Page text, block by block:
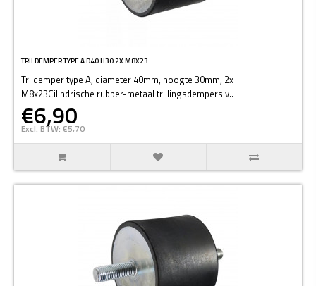
TRILDEMPER TYPE A D40 H30 2X M8X23
Trildemper type A, diameter 40mm, hoogte 30mm, 2x
M8x23Cilindrische rubber-metaal trillingsdempers v..
€6,90
Excl. BTW: €5,70